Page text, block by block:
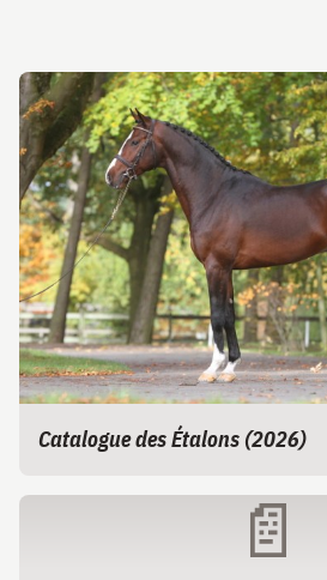
Catalogue des Étalons (2026)
📄